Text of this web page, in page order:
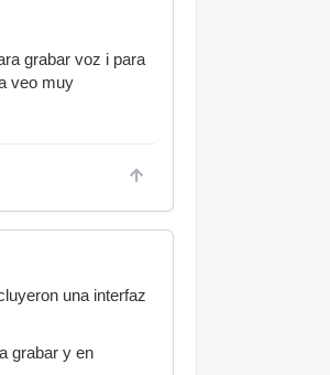
grabar voz i para
veo muy
una interfaz
grabar y en